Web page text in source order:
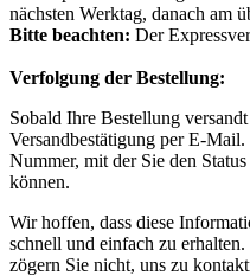
nächsten Werktag, danach am
Bitte beachten: Der
Verfolgung der Bestellung:
Sobald Ihre Bestellung
Versandbestätigung per E-
Nummer, mit der Sie den
können.
Wir hoffen, dass diese
schnell und einfach zu
zögern Sie nicht, uns zu